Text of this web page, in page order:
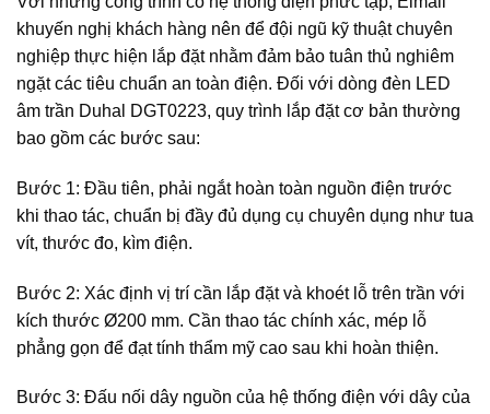
khuyến nghị khách hàng nên để đội ngũ kỹ thuật chuyên
nghiệp thực hiện lắp đặt nhằm đảm bảo tuân thủ nghiêm
ngặt các tiêu chuẩn an toàn điện. Đối với dòng đèn LED
âm trần Duhal DGT0223, quy trình lắp đặt cơ bản thường
bao gồm các bước sau:
Bước 1: Đầu tiên, phải ngắt hoàn toàn nguồn điện trước
khi thao tác, chuẩn bị đầy đủ dụng cụ chuyên dụng như tua
vít, thước đo, kìm điện.
Bước 2: Xác định vị trí cần lắp đặt và khoét lỗ trên trần với
kích thước Ø200 mm. Cần thao tác chính xác, mép lỗ
phẳng gọn để đạt tính thẩm mỹ cao sau khi hoàn thiện.
Bước 3: Đấu nối dây nguồn của hệ thống điện với dây của